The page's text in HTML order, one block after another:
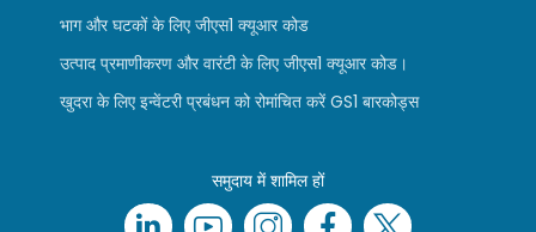
भाग और घटकों के लिए जीएस1 क्यूआर कोड
उत्पाद प्रमाणीकरण और वारंटी के लिए जीएस1 क्यूआर कोड।
खुदरा के लिए इन्वेंटरी प्रबंधन को रोमांचित करें GS1 बारकोड्स
समुदाय में शामिल हों